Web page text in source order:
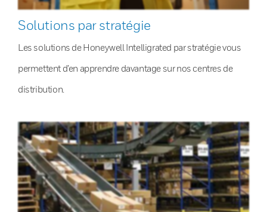
Solutions par stratégie
Les solutions de Honeywell Intelligrated par stratégie vous
permettent d’en apprendre davantage sur nos centres de
distribution.